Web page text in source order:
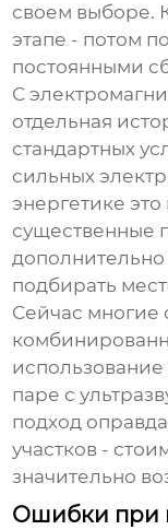
своем выборе.
этапе - потом
постоянными
С
отдельная
стандартных
сильных
энергетике это
существенные
подбирать
Сейчас
паре с
подход
участков -
значительно
Ошибки при